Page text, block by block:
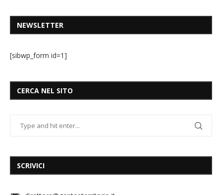
NEWSLETTER
[sibwp_form id=1]
CERCA NEL SITO
SCRIVICI